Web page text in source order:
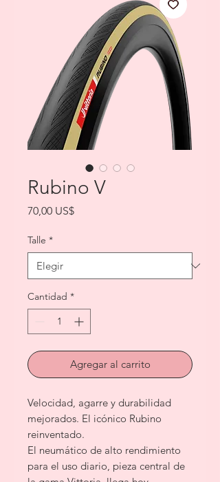
Rubino V
70,00 US$Precio
Talle *
Cantidad *
Agregar al carrito
Velocidad, agarre y durabilidad
mejorados. El icónico Rubino
reinventado.
El neumático de alto rendimiento
para el uso diario, pieza central de